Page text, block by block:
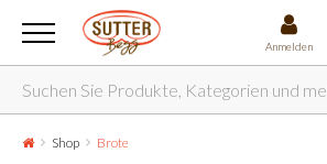
Anmelden
Shop Brote